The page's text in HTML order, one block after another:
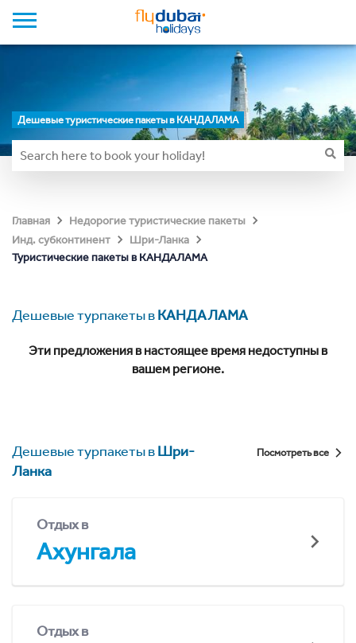
Дешевые туристические пакеты в КАНДАЛАМА
Главная
Недорогие туристические пакеты
Инд. субконтинент
Шри-Ланка
Туристические пакеты в КАНДАЛАМА
Дешевые турпакеты вКАНДАЛАМА
Эти предложения в настоящее время недоступны в
вашем регионе.
Дешевые турпакеты вШри-
Ланка
Посмотреть все
Отдых в
Ахунгала
Отдых в